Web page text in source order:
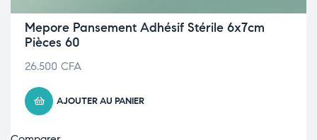
Mepore Pansement Adhésif Stérile 6x7cm
Pièces 60
26.500 CFA
AJOUTER AU PANIER